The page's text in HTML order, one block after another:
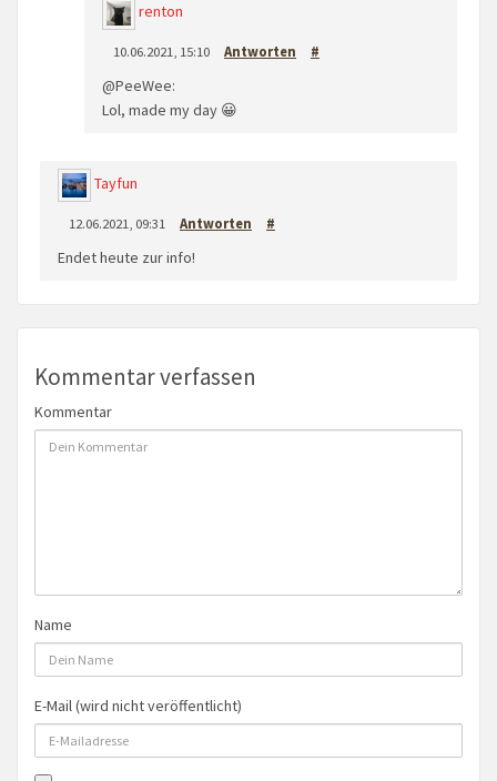
renton
10.06.2021, 15:10 Antworten #
@PeeWee:
Lol, made my day 😀
Tayfun
12.06.2021, 09:31 Antworten #
Endet heute zur info!
Kommentar verfassen
Kommentar
Name
E-Mail (wird nicht veröffentlicht)